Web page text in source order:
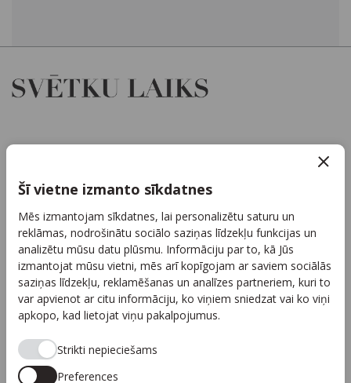
Šī vietne izmanto sīkdatnes
Mēs izmantojam sīkdatnes, lai personalizētu saturu un
reklāmas, nodrošinātu sociālo saziņas līdzekļu funkcijas un
analizētu mūsu datu plūsmu. Informāciju par to, kā Jūs
izmantojat mūsu vietni, mēs arī kopīgojam ar saviem sociālās
saziņas līdzekļu, reklamēšanas un analīzes partneriem, kuri to
var apvienot ar citu informāciju, ko viņiem sniedzat vai ko viņi
apkopo, kad lietojat viņu pakalpojumus.
Strikti nepieciešams
Preferences
Reklāma
Arhīvs
Sadarbība
Autortiesības
Privātuma politika